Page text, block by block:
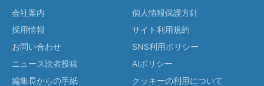
会社案内
採用情報
お問い合わせ
ニュース読者投稿
編集長からの手紙
個人情報保護方針
サイト利用規約
SNS利用ポリシー
AIポリシー
クッキーの利用について